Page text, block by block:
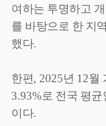
여하는 투명하고
를 바탕으로 한 지
했다.
한편, 2025년 12월
3.93%로 전국 평균
이다.